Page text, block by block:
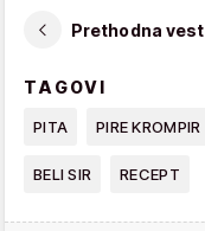
Prethodna vest
TAGOVI
PITA PIRE KROMPIR
BELI SIR RECEPT